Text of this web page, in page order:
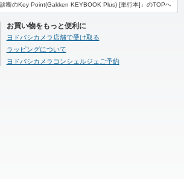
お買い物をもっと便利に
ヨドバシカメラ店舗で受け取る
ラッピングについて
ヨドバシカメラコンシェルジェご予約
断のKey Point(Gakken KEYBOOK Plus) [単行本]」のTOPへ